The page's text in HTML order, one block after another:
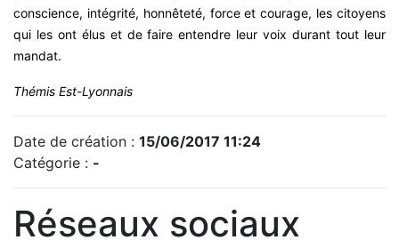
conscience, intégrité, honnêteté, force et courage, les citoyens
qui les ont élus et de faire entendre leur voix durant tout leur
mandat.
Thémis Est-Lyonnais
Date de création : 15/06/2017 11:24
Catégorie : -
Réseaux sociaux